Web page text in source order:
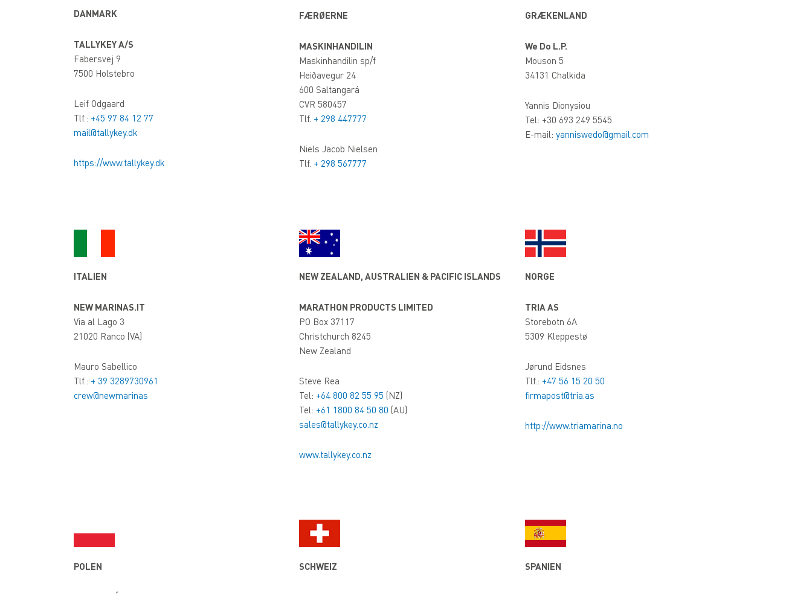
DANMARK
TALLYKEY A/S
Fabersvej 9
7500 Holstebro
Leif Odgaard
Tlf.: +45 97 84 12 77
mail@tallykey.dk
https://www.tallykey.dk
FÆRØERNE
MASKINHANDILIN
Maskinhandilin sp/f
Heiðavegur 24
600 Saltangará
CVR 580457
Tlf. + 298 447777
Niels Jacob Nielsen
Tlf. + 298 567777
GRÆKENLAND
We Do L.P.
Mouson 5
34131 Chalkida
Yannis Dionysiou
Tel: +30 693 249 5545
E-mail: yanniswedo@gmail.com
ITALIEN
NEW MARINAS.IT
Via al Lago 3
21020 Ranco (VA)
Mauro Sabellico
Tlf.: + 39 3289730961
crew@newmarinas
NEW ZEALAND, AUSTRALIEN & PACIFIC ISLANDS
MARATHON PRODUCTS LIMITED
PO Box 37117
Christchurch 8245
New Zealand
Steve Rea
Tel: +64 800 82 55 95 (NZ)
Tel: +61 1800 84 50 80 (AU)
sales@tallykey.co.nz
www.tallykey.co.nz
NORGE
TRIA AS
Storebotn 6A
5309 Kleppestø
Jørund Eidsnes
Tlf.: +47 56 15 20 50
firmapost@tria.as
http://www.triamarina.no
POLEN SCHWEIZ SPANIEN